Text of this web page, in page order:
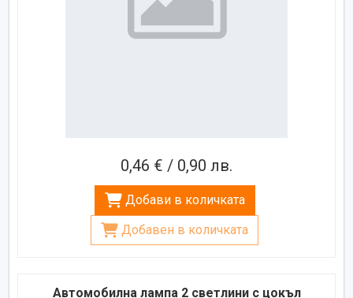
0,46 € / 0,90 лв.
Добави в количката
Добавен в количката
Автомобилна лампа 2 светлини с цокъл